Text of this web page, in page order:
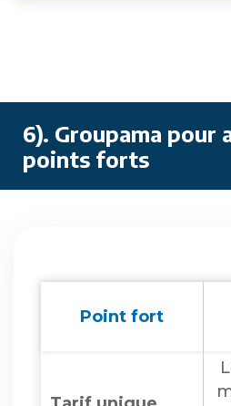
6). Groupama pour
points forts
Point fort